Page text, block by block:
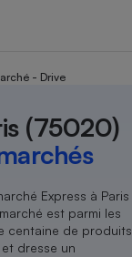
- Drive
(75020)
Express à Paris
est parmi les
centaine de produits
dresse un
Additifs
- Grande surface
de défense
judiciairegratuit
- Travaux
électrique
administrative
aérien